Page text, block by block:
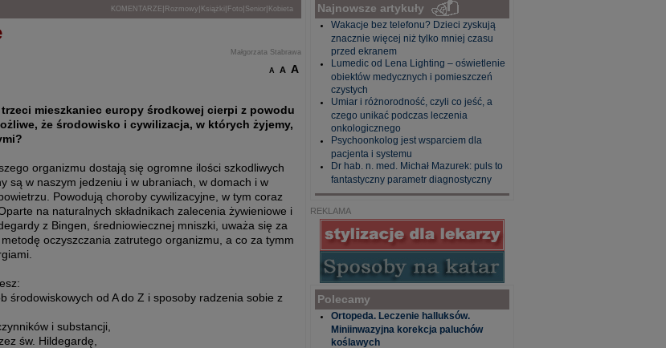
KOMENTARZE | Rozmowy | Książki | Foto| Senior| Kobieta
Małgorzata Stabrawa
A A A
trzeci mieszkaniec europy środkowej cierpi z powodu
że środowisko i cywilizacja, w których żyjemy,
organizmu dostają się ogromne ilości szkodliwych
są w naszym jedzeniu i w ubraniach, w domach i w
Powodują choroby cywilizacyjne, w tym coraz
na naturalnych składnikach zalecenia żywieniowe i
z Bingen, średniowiecznej mniszki, uważa się za
oczyszczania zatrutego organizmu, a co za tymm
środowiskowych od A do Z i sposoby radzenia sobie z
i substancji,
św. Hildegardę,
Najnowsze artykuły
Wakacje bez telefonu? Dzieci zyskują
znacznie więcej niż tylko mniej czasu
przed ekranem
Lumedic od Lena Lighting – oświetlenie
obiektów medycznych i pomieszczeń
czystych
Umiar i różnorodność, czyli co jeść, a
czego unikać podczas leczenia
onkologicznego
Psychoonkolog jest wsparciem dla
pacjenta i systemu
Dr hab. n. med. Michał Mazurek: puls to
fantastyczny parametr diagnostyczny
REKLAMA
Polecamy
Ortopeda. Leczenie halluksów.
Miniinwazyjna korekcja paluchów
koślawych